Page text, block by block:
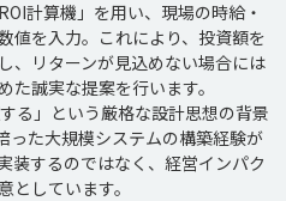
計算機」を用い、現場の時給・
値を入力。これにより、投資額を
、リターンが見込めない場合には
た誠実な提案を行います。
る」という厳格な設計思想の背景
った大規模システムの構築経験が
装するのではなく、経営インパク
としています。